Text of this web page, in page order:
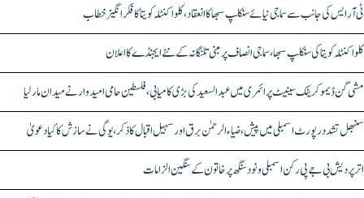
ٹی آر ایس کی جانب سے سماجی نیائے سنکلپ سبھا کا انعقاد، کلواکنٹلہ کویتا کا فکر انگیز خطاب
کلواکنٹلہ کویتا کی سنکلپ سبھا، سماجی انصاف پر مبنی تلنگانہ کے نئے ایجنڈے کا اعلان
مشی گن ڈیموکریٹک سینیٹ پرائمری میں عبدالسعید کی بڑی کامیابی، فلسطین حامی امیدوار نے میدان مار لیا
سنبھل تشدد رپورٹ اسمبلی میں پیش، ضیاء الرحمٰن برق اور سہیل اقبال کا ذکر، یوگی نے سازش کا کیا دعویٰ
اتر پردیش بی جے پی رکن اسمبلی ونود سنگھ پر خاتون کے سنگین الزامات